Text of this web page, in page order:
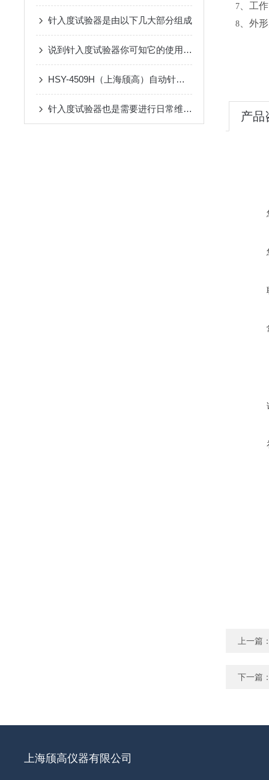
针入度试验器是由以下几大部分组成
说到针入度试验器你可知它的使用流程是什么？
HSY-4509H（上海颀高）自动针入度试验器 对比市面主流品牌核心优势
针入度试验器也是需要进行日常维护保养的
7 、工
8 、外
产品
上一篇
下一篇
上海颀高仪器有限公司